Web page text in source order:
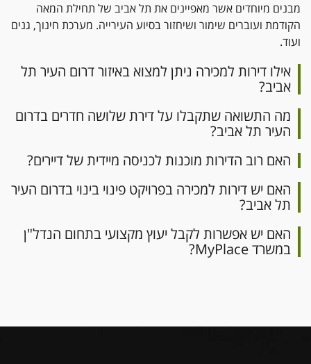
למכירה ברחוב יוסף אליהו – דירת 4 חדרים בקומה
_____________________________________________
__________________________
חדרים, בשטח של כ- 118 מ"ר בנוי + 7.5 מ"ר
מרפסת שמש וחניה. מחיר מבוקש!
6,200,000ש"ח.
_____________________________________________
_____________________________________________
וחניה רגילה. מחיר מבוקש!6,000,000ש"ח.
מבנים מיוחדים אשר מאפיינים את תל אביב של תחילת המאה
הקודמת ועוברים שימור ושיחזור בסיוע העירייה. מערכת חינוך, גנים
ועוד.
אילו דירות למכירה ניתן למצוא באיזור דרום העיר תל
אביב?
מה התשואה שתקבלו על דירת שלושה חדרים בדרום
העיר תל אביב?
האם רוב הדירות מוכנות לכניסה מיידית של דיירים?
האם יש דירות למכירה בפרויקט פינוי בינוי בדרום העיר
תל אביב?
האם יש אפשרות לקבל יעוץ מקצועי בתחום הנדל"ן
במשרד MyPlace?